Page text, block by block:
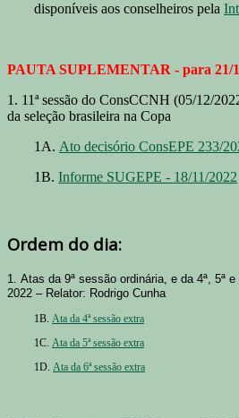
disponíveis aos conselheiros pela
PAUTA SUPLEMENTAR - para 21/
1. 11ª sessão do ConsCCNH (05/12/
da seleção brasileira na Copa
1A. Ato decisório ConsEPE 233/
1B. Informe SUGEPE - 18/11/2022
Ordem do dia:
1. Atas da 9ª sessão ordinária, e da 4ª, 5ª
2022 – Relator: Rodrigo Cunha
1B. Ata da 4ª sessão extra
1C. Ata da 5ª sessão extra
1D. Ata da 6ª sessão extra